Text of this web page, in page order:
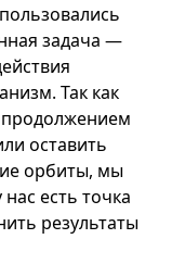
задача —
Так как
оставить
орбиты, мы
есть точка
результаты